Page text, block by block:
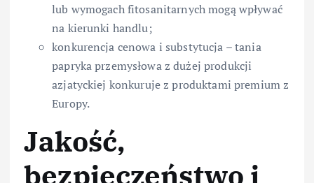
lub wymogach fitosanitarnych mogą wpływać
na kierunki handlu;
konkurencja cenowa i substytucja – tania
papryka przemysłowa z dużej produkcji
azjatyckiej konkuruje z produktami premium z
Europy.
Jakość,
bezpieczeństwo i